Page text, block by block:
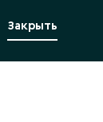
Закрыть